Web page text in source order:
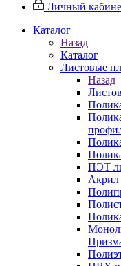
Личный
Каталог
Назад
Каталог
Листовые
Назад
ПЭТ
Акрил